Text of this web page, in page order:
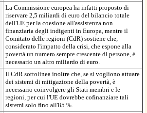
La Commissione europea ha infatti proposto di
riservare 2,5 miliardi di euro del bilancio totale
dell'UE per la coesione all'assistenza non
finanziaria degli indigenti in Europa, mentre il
Comitato delle regioni (CdR) sostiene che,
considerato l'impatto della crisi, che espone alla
povertà un numero sempre crescente di persone, è
necessario un altro miliardo di euro.
Il CdR sottolinea inoltre che, se si vogliono attuare
dei sistemi di mitigazione della povertà, è
necessario coinvolgere gli Stati membri e le
regioni, per cui l'UE dovrebbe cofinanziare tali
sistemi solo fino all'85 %.